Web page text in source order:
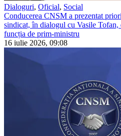
Dialoguri, Oficial, Social
Conducerea CNSM a prezentat
sindicat, în dialogul cu Vasile Tofan,
funcția de prim-ministru
16 iulie 2026, 09:08